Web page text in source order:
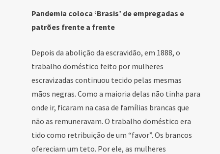
Pandemia coloca ‘Brasis’ de empregadas e
patrões frente a frente
Depois da abolição da escravidão, em 1888, o
trabalho doméstico feito por mulheres
escravizadas continuou tecido pelas mesmas
mãos negras. Como a maioria delas não tinha para
onde ir, ficaram na casa de famílias brancas que
não as remuneravam. O trabalho doméstico era
tido como retribuição de um “favor”. Os brancos
ofereciam um teto. Por ele, as mulheres